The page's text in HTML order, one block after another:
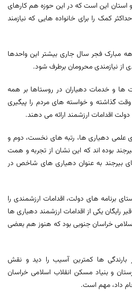
این است که در این حوزه هم کارهای
کمک را برای خانواده هایی که نیازمند
مبارک فجر سال جاری بیشتر این واحدها
از نیازمندی محرومان برطرف شود.
ها و خدمات دهیاران در روستاها بر همه
گذاشته و خواسته های مردم را پیگیری
اقدامات ارزشمند ارائه می دهند.
علمی دهیاری ها، رتبه های نخست، دوم و
بوده اند که این نشان از تجربه و همت
بیرجند به عنوان دهیاری های شاخص در
برنامه های دولت، اقدامات ارزشمندی را
قیر رایگان یکی از اقدامات ارزشمند دهیاری ها
خراسان جنوبی بود که هنوز هم بعضی
بارندگی ها کمترین آسیب را دید و نقش
و بنیاد مسکن انقلاب اسلامی خراسان
داد، مهم است.